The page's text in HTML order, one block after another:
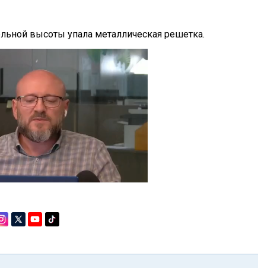
высоты упала металлическая решетка.